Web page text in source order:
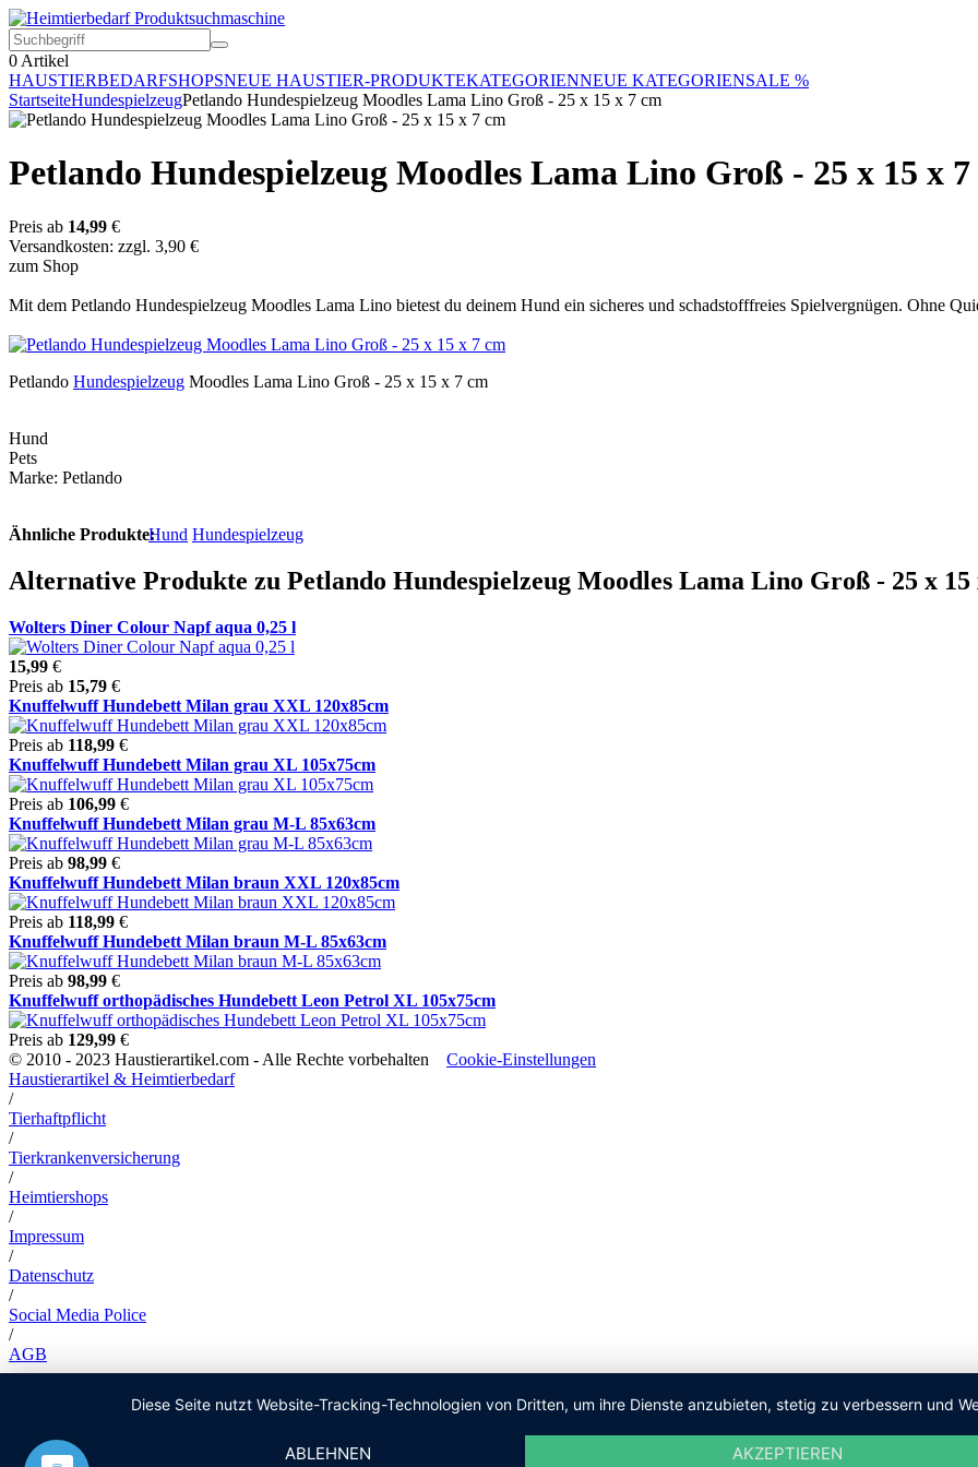
0 Artikel
HAUSTIERBEDARFSHOPSNEUE HAUSTIER-PRODUKTEKATEGORIENNEUE KATEGORIENSALE %
StartseiteHundespielzeugPetlando Hundespielzeug Moodles Lama Lino Groß - 25 x 15 x 7 cm
Petlando Hundespielzeug Moodles Lama Lino Groß - 25 x 15 x 7
Preis ab 14,99 €
Versandkosten: zzgl. 3,90 €
zum Shop
Mit dem Petlando Hundespielzeug Moodles Lama Lino bietest du deinem Hund ein sicheres und schadstofffreies Spielvergnügen. Ohne
Petlando Hundespielzeug Moodles Lama Lino Groß - 25 x 15 x 7 cm
Hund
Pets
Marke: Petlando
Ähnliche Produkte:Hund Hundespielzeug
Alternative Produkte zu Petlando Hundespielzeug Moodles Lama Lino Groß - 25 x 15
Wolters Diner Colour Napf aqua 0,25 l
15,99 €
Preis ab 15,79 €
Knuffelwuff Hundebett Milan grau XXL 120x85cm
Preis ab 118,99 €
Knuffelwuff Hundebett Milan grau XL 105x75cm
Preis ab 106,99 €
Knuffelwuff Hundebett Milan grau M-L 85x63cm
Preis ab 98,99 €
Knuffelwuff Hundebett Milan braun XXL 120x85cm
Preis ab 118,99 €
Knuffelwuff Hundebett Milan braun M-L 85x63cm
Preis ab 98,99 €
Knuffelwuff orthopädisches Hundebett Leon Petrol XL 105x75cm
Preis ab 129,99 €
© 2010 - 2023 Haustierartikel.com - Alle Rechte vorbehalten Cookie-Einstellungen
Haustierartikel & Heimtierbedarf
/
Tierhaftpflicht
/
Tierkrankenversicherung
/
Heimtiershops
/
Impressum
/
Datenschutz
/
Social Media Police
/
AGB
Diese Seite nutzt Website-Tracking-Technologien von Dritten, um ihre Dienste anzubieten, stetig zu verbessern und
ABLEHNEN AKZEPTIEREN